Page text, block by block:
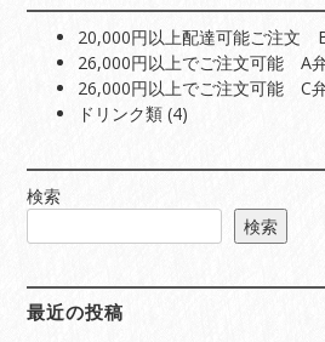
20,000円以上配達可能ご注文
26,000円以上でご注文可能 A
26,000円以上でご注文可能 C
ドリンク類 44
品
検索
検索
最近の投稿